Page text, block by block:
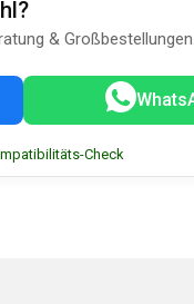
& Großbestellungen.
Check